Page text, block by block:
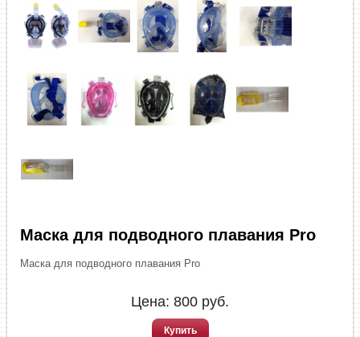
Маска для подводного плавания Pro
Маска для подводного плавания Pro
Цена: 800 руб.
Купить